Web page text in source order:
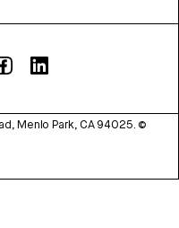
Menlo Park, CA 94025. ©